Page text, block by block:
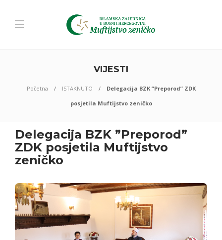
VIJESTI
Početna ISTAKNUTO
Delegacija BZK ”Preporod” ZDK
posjetila Muftijstvo zeničko
Delegacija BZK ”Preporod”
ZDK posjetila Muftijstvo
zeničko